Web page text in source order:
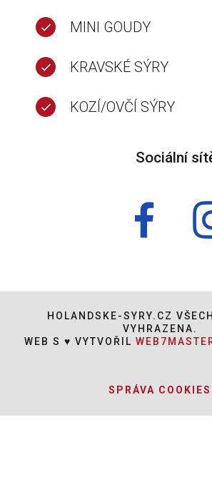
MINI GOUDY
KRAVSKÉ SÝRY
KOZÍ/OVČÍ SÝRY
Sociální
HOLANDSKE-SYRY.CZ
VYHRAZENA.
WEB S ♥ VYTVOŘIL
SPRÁVA COOKIES